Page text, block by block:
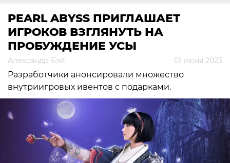
PEARL ABYSS ПРИГЛАШАЕТ
ИГРОКОВ ВЗГЛЯНУТЬ НА
ПРОБУЖДЕНИЕ УСЫ
Александр Бэй 01 июня 2023
Разработчики анонсировали множество
внутриигровых ивентов с подарками.